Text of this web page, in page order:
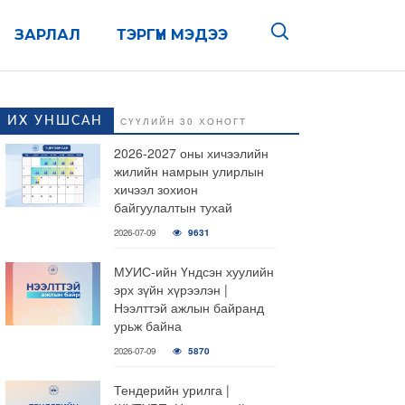
ТЭРГҮҮН МЭДЭЭ
ЗАРЛАЛ
ИХ УНШСАН СҮҮЛИЙН 30 ХОНОГТ
2026-2027 оны хичээлийн
жилийн намрын улирлын
хичээл зохион
байгуулалтын тухай
2026-07-09 9631
МУИС-ийн Үндсэн хуулийн
эрх зүйн хүрээлэн |
Нээлттэй ажлын байранд
урьж байна
2026-07-09 5870
Тендерийн урилга |